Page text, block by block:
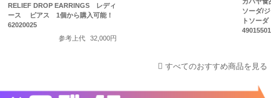
RELIEF DROP EARRINGS レディ
ース ピアス 1個から購入可能！
62020025
参考上代
32,000円
ソーダ/
トソー
すべてのおすすめ商品を見る